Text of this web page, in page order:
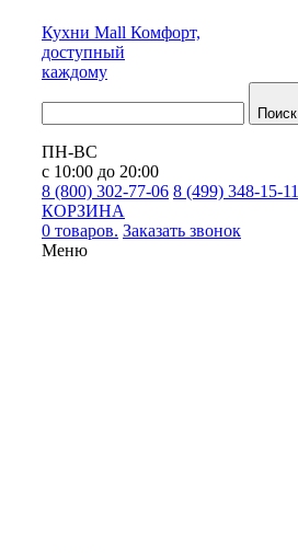
Кухни Mall Комфорт,
доступный
каждому
Поиск
ПН-ВС
с 10:00 до 20:00
8 (800) 302-77-06 8 (499) 348-15-11
КОРЗИНА
0 товаров. Заказать звонок
Меню